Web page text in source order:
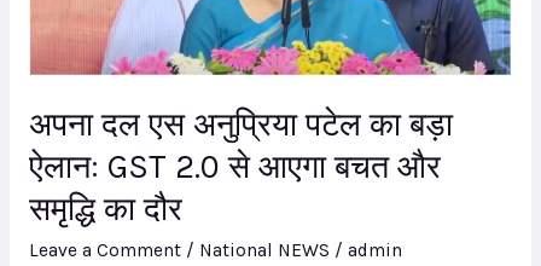
अपना दल एस अनुप्रिया पटेल का बड़ा
ऐलान: GST 2.0 से आएगा बचत और
समृद्धि का दौर
Leave a Comment / National NEWS / admin
का
बड़ा
ऐलान:
GST
2.0
से
आएगा